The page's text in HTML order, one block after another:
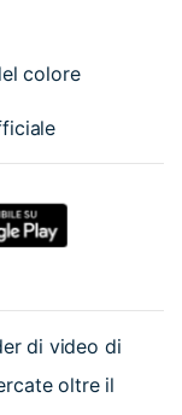
colore
di video di
oltre il